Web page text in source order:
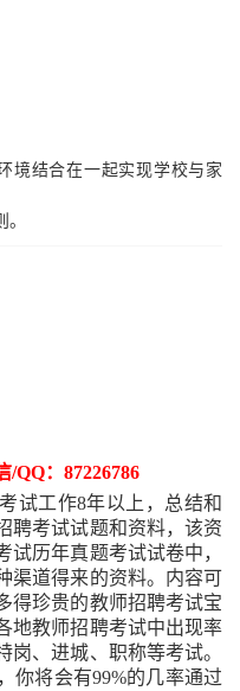
境结合在一起实现学校与家
/QQ：87226786
试工作8年以上，总结和
聘考试试题和资料，该资
历年真题考试试卷中，
渠道得来的资料。内容可
得珍贵的教师招聘考试宝
地教师招聘考试中出现率
、进城、职称等考试。
你将会有99%的几率通过